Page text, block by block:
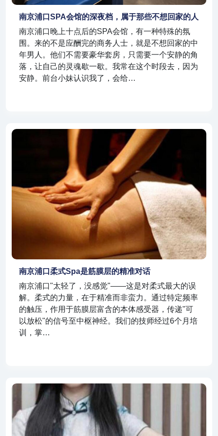
南京浦口SPA会馆的深夜档，属于那些不想回家的人
南京浦口晚上十点后的SPA会馆，有一种特殊的氛
围。来的不是应酬完的商务人士，就是不想回家的中
年男人。他们不需要豪华套房，只需要一个安静的角
落，让自己的灵魂歇一歇。我常在这个时段去，因为
安静。前台小妹认识我了，会给…
南京浦口柔式spa是筋膜层的精准对话
南京浦口"太轻了，没感觉"——这是对柔式最大的误
解。柔式的力量，在于精准而非蛮力。通过特定频率
的触压，作用于筋膜层富含的本体感受器，传递"可
以放松"的信号至中枢神经。我们的技师经过6个月培
训，掌…